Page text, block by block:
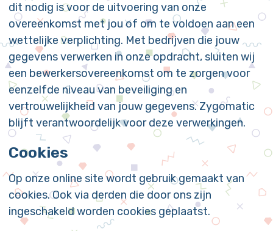
dit nodig is voor de uitvoering van onze
overeenkomst met jou of om te voldoen aan een
wettelijke verplichting. Met bedrijven die jouw
gegevens verwerken in onze opdracht, sluiten wij
een bewerkersovereenkomst om te zorgen voor
eenzelfde niveau van beveiliging en
vertrouwelijkheid van jouw gegevens. Zygomatic
blijft verantwoordelijk voor deze verwerkingen.
Cookies
Op onze online site wordt gebruik gemaakt van
cookies. Ook via derden die door ons zijn
ingeschakeld worden cookies geplaatst.